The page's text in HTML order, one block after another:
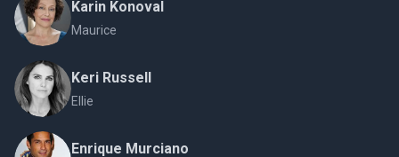
Karin Konoval
Maurice
Keri Russell
Ellie
Enrique Murciano